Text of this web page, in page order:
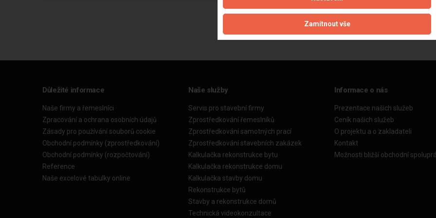
Důležité informace
Naše firmy a řemeslníci
Zpracování a ochrana osobních údajů
Zásady pro používání souborů cookie
Obchodní podmínky (zprostředkování)
Obchodní podmínky (rozpočtování)
Reference
Naše excelové tabulky online
Naše služby
Servis pro stavební firmy
Zprostředkování řemeslníků
Zprostředkování samotných prací
Zprostředkování stavebních zakázek
Kalkulačka rekonstrukce bytu
Kalkulačka rekonstrukce domu
Kalkulačka stavby domu
Rekonstrukce bytů
Stavby a rekonstrukce domů
Technická videokonzultace
Informace o nás
Prezentace našich služeb
Ceník našich služeb
O projektu a o zakladateli
Kontakt
Možnosti bližší obchodní
Zamítnout vše